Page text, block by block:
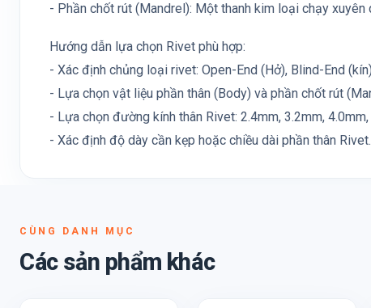
- Phần chốt rút (Mandrel): Một thanh kim loại chạy
Hướng dẫn lựa chọn Rivet phù hợp:
- Xác định chủng loại rivet: Open-End (Hở), Blind-End
- Lựa chọn vật liệu phần thân (Body) và phần chốt rút
- Lựa chọn đường kính thân Rivet: 2.4mm, 3.2mm, 4.0mm,
- Xác định độ dày cần kẹp hoặc chiều dài phần thân Rivet.
CÙNG DANH MỤC
Các sản phẩm khác